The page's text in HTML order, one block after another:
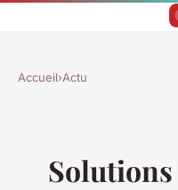
Accueil›Actu